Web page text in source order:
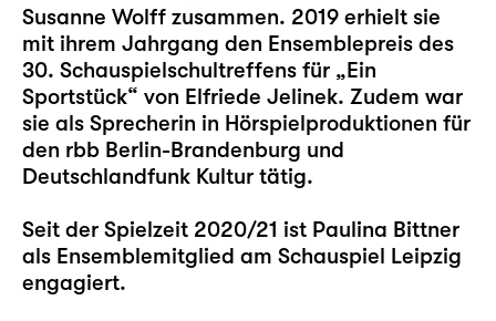
Susanne Wolff zusammen. 2019 erhielt sie
mit ihrem Jahrgang den Ensemblepreis des
30. Schauspielschultreffens für „Ein
Sportstück“ von Elfriede Jelinek. Zudem war
sie als Sprecherin in Hörspielproduktionen für
den rbb Berlin-Brandenburg und
Deutschlandfunk Kultur tätig.
Seit der Spielzeit 2020/21 ist Paulina Bittner
als Ensemblemitglied am Schauspiel Leipzig
engagiert.